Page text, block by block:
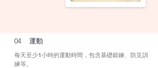
04 運動
每天至少1小時的運動時間，包含基礎鍛鍊、防災訓
練等。